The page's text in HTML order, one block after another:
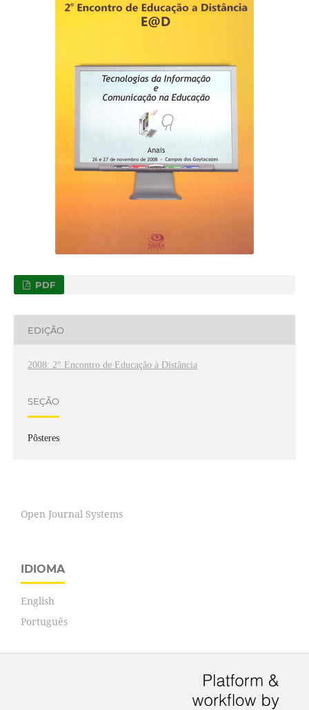
PDF
EDIÇÃO
2008: 2° Encontro de Educação à Distância
SEÇÃO
Pôsteres
Open Journal Systems
IDIOMA
English
Português